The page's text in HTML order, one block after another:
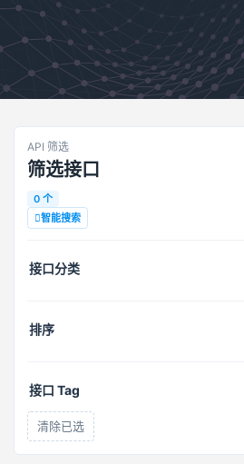
API 筛选
筛选接口
0 个
智能搜索
接口分类
排序
接口 Tag
清除已选